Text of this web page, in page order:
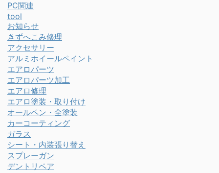
PC関連
tool
お知らせ
きずへこみ修理
アクセサリー
アルミホイールペイント
エアロパーツ
エアロパーツ加工
エアロ修理
エアロ塗装・取り付け
オールペン・全塗装
カーコーティング
ガラス
シート・内装張り替え
スプレーガン
デントリペア